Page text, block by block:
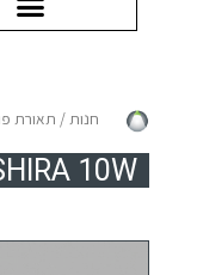
חנות / תאורת
10W